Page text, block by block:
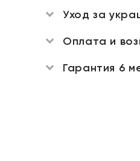
Уход за
Оплата и
Гарантия 6